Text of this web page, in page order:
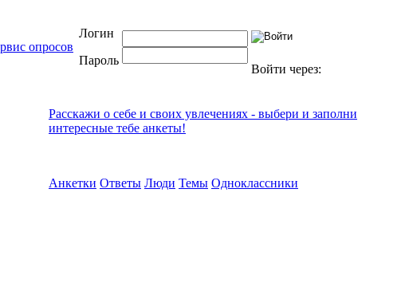
Логин
Пароль
Войти через:
Расскажи о себе и своих увлечениях - выбери и заполни
интересные тебе анкеты!
Анкетки Ответы Люди Темы Одноклассники